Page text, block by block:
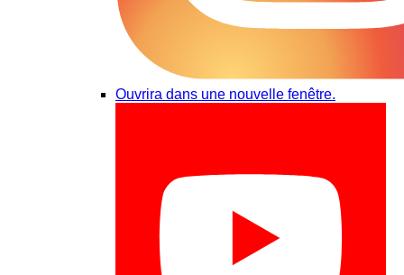
Ouvrira dans une nouvelle fenêtre.